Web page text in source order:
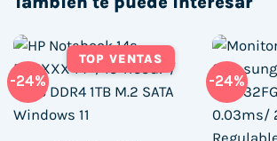
-24%
TOP VENTAS
-24%